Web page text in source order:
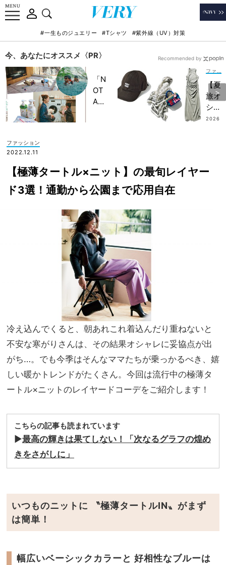
#一生ものジュエリー #Tシャツ #紫外線（UV）対策
今、あなたにオススメ〈PR〉
「N
OT
A
記憶
に一
生残
【極
上の
家族
旅】
を
【夏
旅オ
シャ
レ】
ず
2026
Recommended by
ファッション
2022.12.11
【極薄タートル×ニット】の最旬レイヤー
ド3選！通勤から公園まで応用自在
冷え込んでくると、朝あれこれ着込んだり重ねないと
不安な寒がりさんは、その結果オシャレに妥協点が出
がち…。でも今季はそんなママたちが乗っかるべき、嬉
しい暖かトレンドがたくさん。今回は流行中の極薄タ
ートル×ニットのレイヤードコーデをご紹介します！
こちらの記事も読まれています
▶︎最高の輝きは果てしない！「次なるグラフの煌め
きをさがしに」
いつものニットに 〝極薄タートルIN〟がまず
は簡単！
幅広いベーシックカラーと 好相性なブルーは